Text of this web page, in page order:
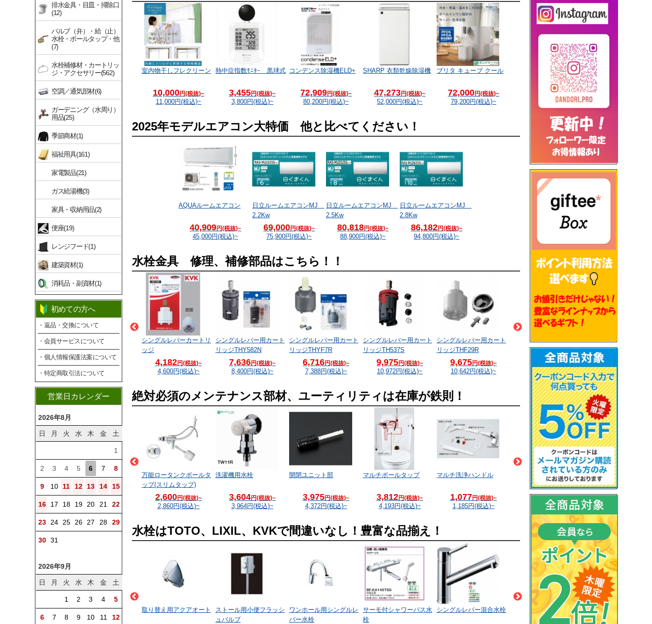
排水金具・目皿・掃除口
(12)
バルブ（弁）・給（止）
水栓・ボールタップ・他
(7)
水栓補修材・カートリッ
ジ・アクセサリー(562)
空調／通気部材(6)
ガーデニング（水周り）
用品(25)
季節商材(1)
福祉用具(161)
家電製品(21)
ガス給湯機(3)
家具・収納用品(2)
便座(19)
レンジフード(1)
建築資材(1)
消耗品・副資材(1)
初めての方へ
・返品・交換について
・会員サービスについて
・個人情報保護法案について
・特定商取引法について
営業日カレンダー
2026年8月
日 月 火 水 木 金 土
1
2 3 4 5 6 7 8
9 10 11 12 13 14 15
16 17 18 19 20 21 22
23 24 25 26 27 28 29
30 31
2026年9月
日 月 火 水 木 金 土
1 2 3 4 5
6 7 8 9 10 11 12
室内物干しフレクリーン
10,000円(税抜)~
11,000円(税込)~
熱中症指数ﾓﾆﾀｰ 黒球式
3,455円(税抜)~
3,800円(税込)~
コンデンス除湿機ELD+
72,909円(税抜)~
80,200円(税込)~
SHARP 衣類乾燥除湿機
47,273円(税抜)~
52,000円(税込)~
ブリタ キューブ クール
72,000円(税抜)~
79,200円(税込)~
2025年モデルエアコン大特価 他と比べてください！
AQUAルームエアコン
40,909円(税抜)~
45,000円(税込)~
日立ルームエアコンMJ
2.2Kw
69,000円(税抜)~
75,900円(税込)~
日立ルームエアコンMJ
2.5Kw
80,818円(税抜)~
88,900円(税込)~
日立ルームエアコンMJ
2.8Kw
86,182円(税抜)~
94,800円(税込)~
水栓金具 修理、補修部品はこちら！！
ドパーツA3830-50
円(税込)~
ヘッドパーツA3830-30
6,450
7,095円(税込)~
シングルレバーカートリ
ッジ
4,182円(税抜)~
4,600円(税込)~
シングルレバー用カート
リッジTHY582N
7,636円(税抜)~
8,400円(税込)~
シングルレバー用カート
リッジTHYF7R
6,716円(税抜)~
7,388円(税込)~
シングルレバー用カート
リッジTH537S
9,975円(税抜)~
10,972円(税込)~
シングルレバー用カート
リッジTHF29R
9,675円(税抜)~
10,642円(税込)~
シングルレバー用カート
リッジTHF32
7,950円(税抜)~
8,745円(税込)~
シングルレバー用カー
リッジTHF28
9,300
10,230
絶対必須のメンテナンス部材、ユーティリティは在庫が鉄則！
タップHH06005SR
円(税抜)~
円(税込)~
TOTO レバーハンドル
3,225円(税抜)~
3,547 円(税込)~
万能ロータンクボールタ
ップ(スリムタップ)
2,600円(税抜)~
2,860円(税込)~
洗濯機用水栓
3,604円(税抜)~
3,964円(税込)~
開閉ユニット部
3,975円(税抜)~
4,372円(税込)~
マルチボールタップ
3,812円(税抜)~
4,193円(税込)~
マルチ洗浄ハンドル
1,077円(税抜)~
1,185円(税込)~
取替用フロートゴム玉(大)
385 円(税抜)~
円(税込)~
PWP740洗濯機パン
5,882
6,470
水栓はTOTO、LIXIL、KVKで間違いなし！豊富な品揃え！
シングル混合水栓 壁付シングル混合水栓 取り替え用アクアオート
ストール用小便フラッシ
ュバルブ
ワンホール用シングルレ
バー水栓
サーモ付シャワーバス水
栓
シングルレバー混合水栓 シャワーバス水栓 台付シングル混合水栓